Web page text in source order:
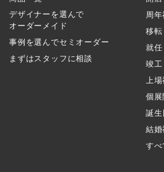
デザイナーを選んで
オーダーメイド
事例を選んでセミオーダー
まずはスタッフに相談
周
移転
就
竣
上場
個
誕生
結婚
すべ